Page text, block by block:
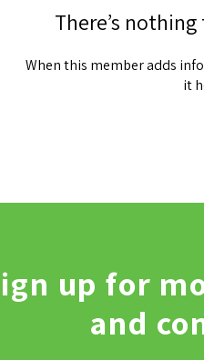
There’s
When this member adds
it
up for
and